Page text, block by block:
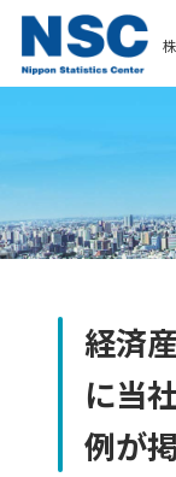
経済
に当
例が